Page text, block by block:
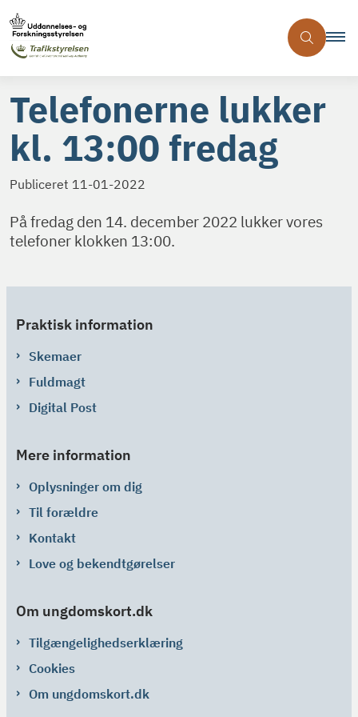
Telefonerne lukker
kl. 13:00 fredag
Publiceret 11-01-2022
På fredag den 14. december 2022 lukker vores
telefoner klokken 13:00.
Praktisk information
Skemaer
Fuldmagt
Digital Post
Mere information
Oplysninger om dig
Til forældre
Kontakt
Love og bekendtgørelser
Om ungdomskort.dk
Tilgængelighedserklæring
Cookies
Om ungdomskort.dk